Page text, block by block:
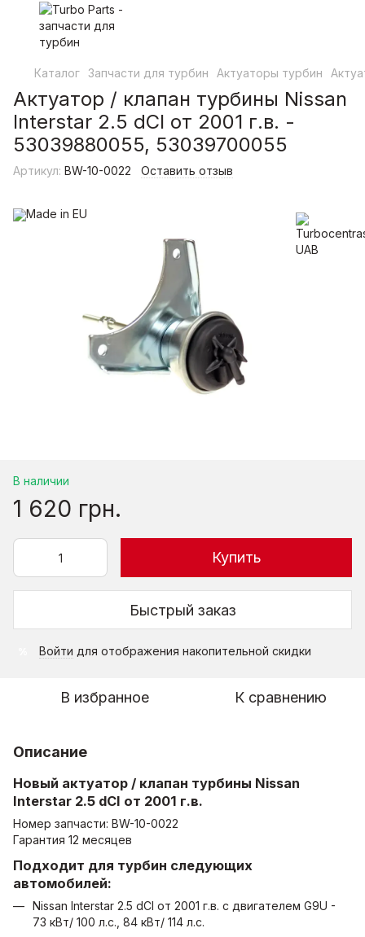
Каталог Запчасти для турбин Актуаторы турбин
Актуатор / клапан турбины Nissan
Interstar 2.5 dCI от 2001 г.в. -
53039880055, 53039700055
Артикул: BW-10-0022 Оставить отзыв
В наличии
1 620 грн.
Купить
Быстрый заказ
Войти для отображения накопительной скидки
В избранное К сравнению
Описание
Новый актуатор / клапан турбины Nissan
Interstar 2.5 dCI от 2001 г.в.
Номер запчасти: BW-10-0022
Гарантия 12 месяцев
Подходит для турбин следующих
автомобилей:
Nissan Interstar 2.5 dCI от 2001 г.в. с двигателем G9U -
73 кВт/ 100 л.с., 84 кВт/ 114 л.с.